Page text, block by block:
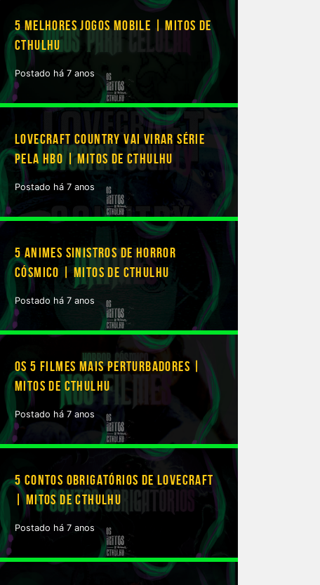
5 MELHORES JOGOS MOBILE | MITOS DE
CTHULHU
Postado há 7 anos
LOVECRAFT COUNTRY VAI VIRAR SÉRIE
PELA HBO | MITOS DE CTHULHU
Postado há 7 anos
5 ANIMES SINISTROS DE HORROR
CÓSMICO | MITOS DE CTHULHU
Postado há 7 anos
OS 5 FILMES MAIS PERTURBADORES |
MITOS DE CTHULHU
Postado há 7 anos
5 CONTOS OBRIGATÓRIOS DE LOVECRAFT
| MITOS DE CTHULHU
Postado há 7 anos